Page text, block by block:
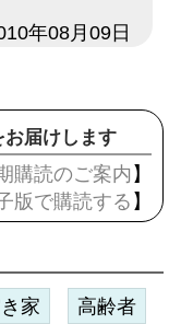
年08月09日
届けします
購読のご案内 】
版で購読する 】
家 高齢者